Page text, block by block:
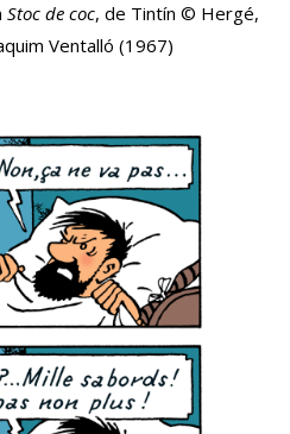
Stoc de coc, de Tintín © Hergé,
Ventalló (1967)